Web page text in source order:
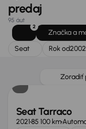
predaj
95 áut
2
Značka a
Seat
Rok od2002
Zoradiť
Zlacnené o 2 000 €
Seat Tarraco
202185 100 km